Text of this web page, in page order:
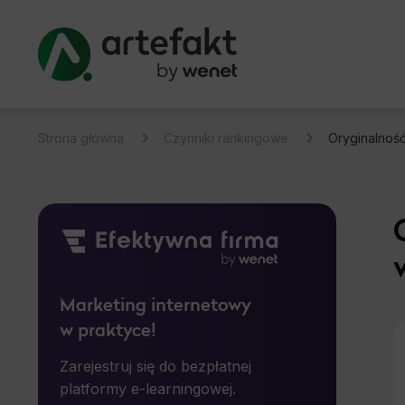
Strona główna Czynniki rankingowe
Marketing internetowy
w praktyce!
Zarejestruj się do bezpłatnej
platformy e-learningowej.